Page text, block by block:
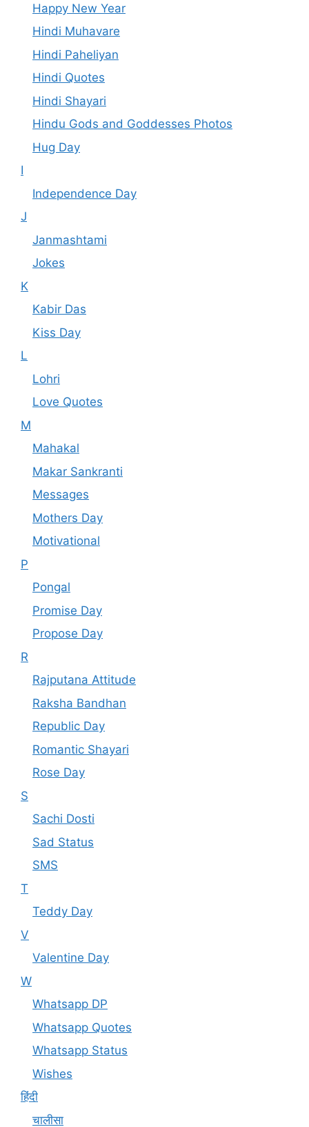
Happy New Year
Hindi Muhavare
Hindi Paheliyan
Hindi Quotes
Hindi Shayari
Hindu Gods and Goddesses Photos
Hug Day
I
Independence Day
J
Janmashtami
Jokes
K
Kabir Das
Kiss Day
L
Lohri
Love Quotes
M
Mahakal
Makar Sankranti
Messages
Mothers Day
Motivational
P
Pongal
Promise Day
Propose Day
R
Rajputana Attitude
Raksha Bandhan
Republic Day
Romantic Shayari
Rose Day
S
Sachi Dosti
Sad Status
SMS
T
Teddy Day
V
Valentine Day
W
Whatsapp DP
Whatsapp Quotes
Whatsapp Status
Wishes
हिंदी
चालीसा